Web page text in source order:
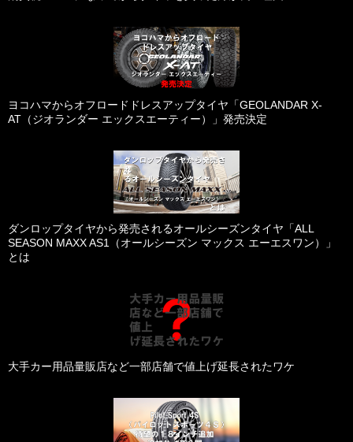
ヨコハマからオフロードドレスアップタイヤ「GEOLANDAR X-
AT（ジオランダー エックスエーティー）」発売決定
ダンロップタイヤから発売されるオールシーズンタイヤ「ALL
SEASON MAXX AS1（オールシーズン マックス エーエスワン）」
とは
大手カー用品量販店など一部店舗で値上げ延長されたワケ